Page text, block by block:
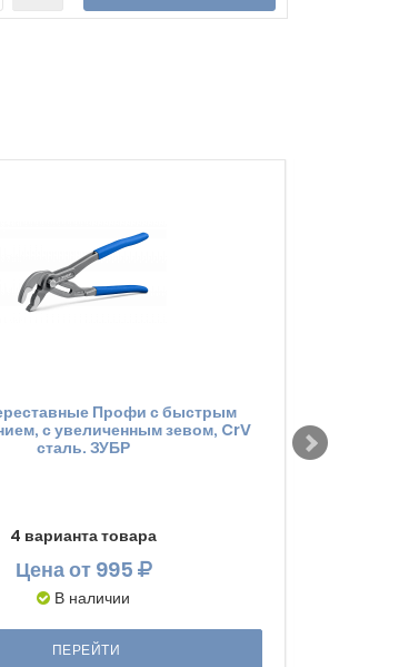
Профи с быстрым
с увеличенным зевом, CrV
сталь. ЗУБР
4 варианта товара
Ценаот 995
В наличии
ПЕРЕЙТИ